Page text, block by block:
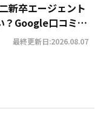
新卒エージェント
？Google口コミ高
注意点を徹底解説
最終更新日:2026.08.07